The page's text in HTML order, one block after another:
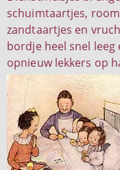
schuimtaartjes,
zandtaartjes en
bordje heel snel
opnieuw lekkers op